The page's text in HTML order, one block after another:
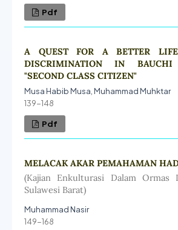
Pdf
A QUEST FOR A BETTER
DISCRIMINATION IN BAUCHI
"SECOND CLASS CITIZEN"
Musa Habib Musa, Muhammad Muhktar
139-148
Pdf
MELACAK AKAR PEMAHAMAN
(Kajian Enkulturasi Dalam Ormas
Sulawesi Barat)
Muhammad Nasir
149-168